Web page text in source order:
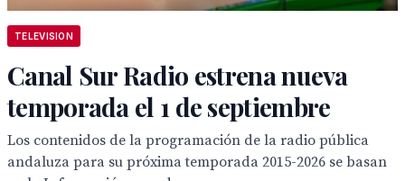
TELEVISION
Canal Sur Radio estrena nueva
temporada el 1 de septiembre
Los contenidos de la programación de la radio pública
andaluza para su próxima temporada 2015-2026 se basan